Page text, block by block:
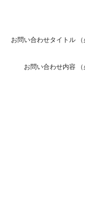
お問い合わせタイトル
お問い合わせ内容